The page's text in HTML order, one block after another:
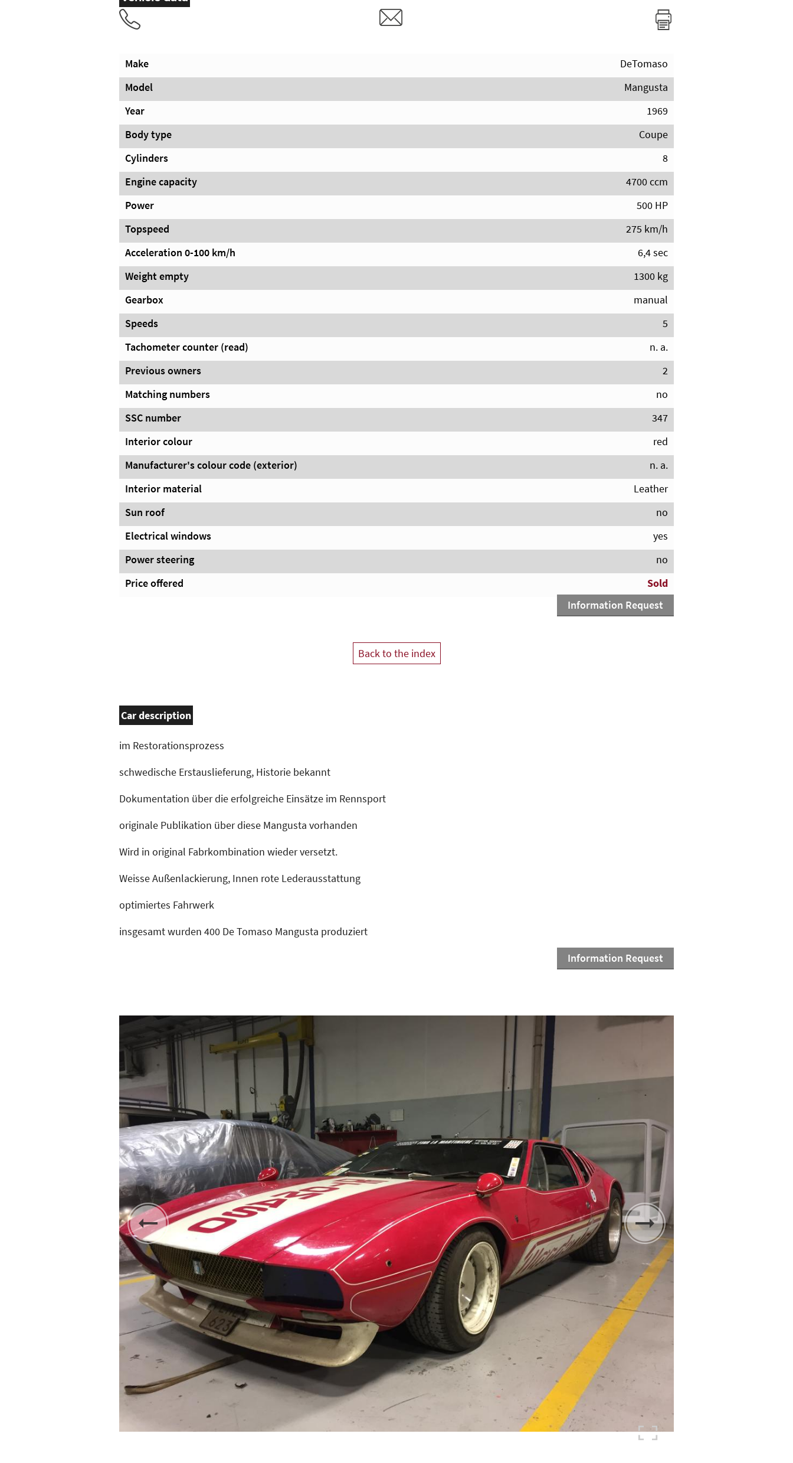
Make
DeTomaso
Model
Mangusta
Year
1969
Body type
Coupe
Cylinders
8
Engine capacity
4700 ccm
Power
500 HP
Topspeed
275 km/h
Acceleration 0-100 km/h
6,4 sec
Weight empty
1300 kg
Gearbox
manual
Speeds
5
Tachometer counter (read)
n. a.
Previous owners
2
Matching numbers
no
SSC number
347
Interior colour
red
Manufacturer's colour code (exterior)
n. a.
Interior material
Leather
Sun roof
no
Electrical windows
yes
Power steering
no
Price offered
Sold
Information Request
Back to the index
Car description
im Restorationsprozess
schwedische Erstauslieferung, Historie bekannt
Dokumentation über die erfolgreiche Einsätze im Rennsport
originale Publikation über diese Mangusta vorhanden
Wird in original Fabrkombination wieder versetzt.
Weisse Außenlackierung, Innen rote Lederausstattung
optimiertes Fahrwerk
insgesamt wurden 400 De Tomaso Mangusta produziert
Information Request